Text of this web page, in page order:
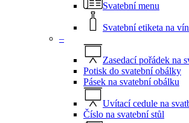
Svatební menu
Svatební etiketa na
–
Zasedací pořádek na
Potisk do svatební obálky
Pásek na svatební obálku
Uvítací cedule na
Číslo na svatební stůl